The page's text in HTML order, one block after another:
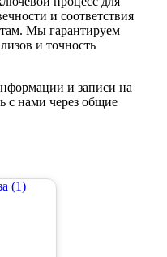
и соответствия
Мы гарантируем
и точность
и записи на
с нами через общие